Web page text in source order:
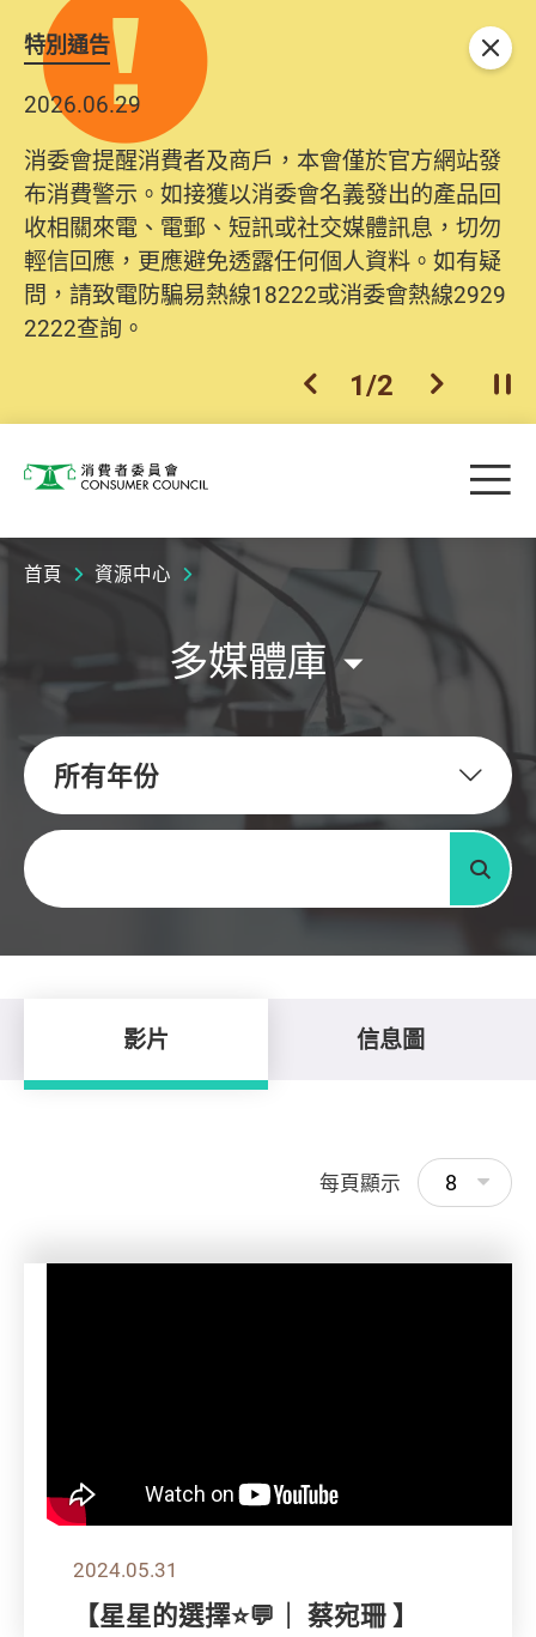
特別通告
2026.06.29
消委會提醒消費者及商戶，本會僅於官方網站發
布消費警示。如接獲以消委會名義發出的產品回
收相關來電、電郵、短訊或社交媒體訊息，切勿
輕信回應，更應避免透露任何個人資料。如有疑
問，請致電防騙易熱線18222或消委會熱線2929
2222查詢。
2025.10.31
為提升使用者體驗及網絡安全，本會的投訴處理
系統已經進行升級及推出新功能。由2025年11月
10日起，消費者需要提供基本聯絡資料（包括姓
名、電郵及電話）註冊帳戶，才可提交投訴、查
詢及建議。所有提交紀錄將清晰整合於帳戶中，
方便日後作出跟進。
上一個
2/2 下一個開
關閉
消費者委員會 目
首頁 資源中心
多媒體庫
所有年份
關鍵字
搜尋
影片 信息圖
每頁顯示 8
2024.05.31
【星星的選擇⭐💬｜ 蔡宛珊 】